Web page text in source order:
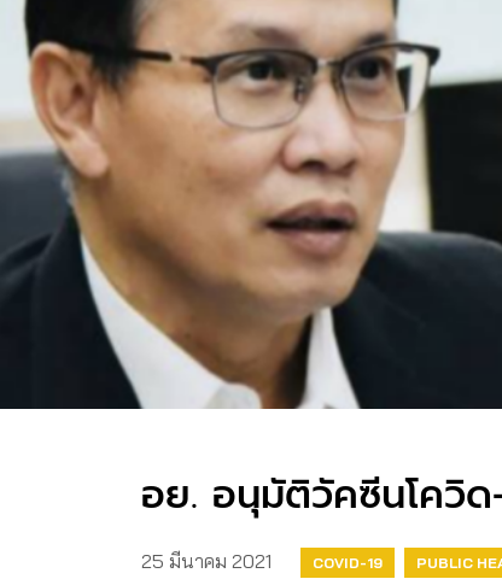
อย. อนุมัติวัคซีนโควิ
25 มีนาคม 2021 COVID-19 PUBLIC